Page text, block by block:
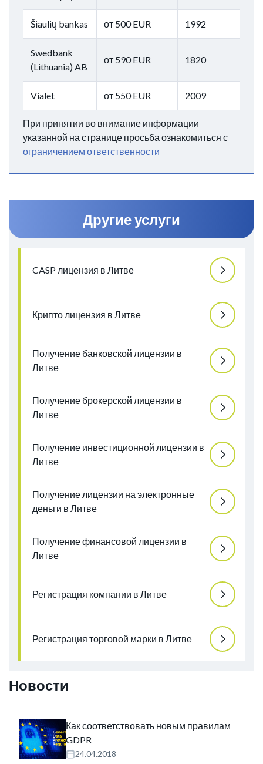
Šiaulių bankas от 500 EUR 1992
Swedbank
(Lithuania) AB
от 590 EUR 1820
Vialet от 550 EUR 2009
При принятии во внимание информации
указанной на странице просьба ознакомиться с
ограничением ответственности
Другие услуги
CASP лицензия в Литве
Крипто лицензия в Литве
Получение банковской лицензии в
Литве
Получение брокерской лицензии в
Литве
Получение инвестиционной лицензии в
Литве
Получение лицензии на электронные
деньги в Литве
Получение финансовой лицензии в
Литве
Регистрация компании в Литве
Регистрация торговой марки в Литве
Новости
Как соответствовать новым правилам
GDPR
24.04.2018